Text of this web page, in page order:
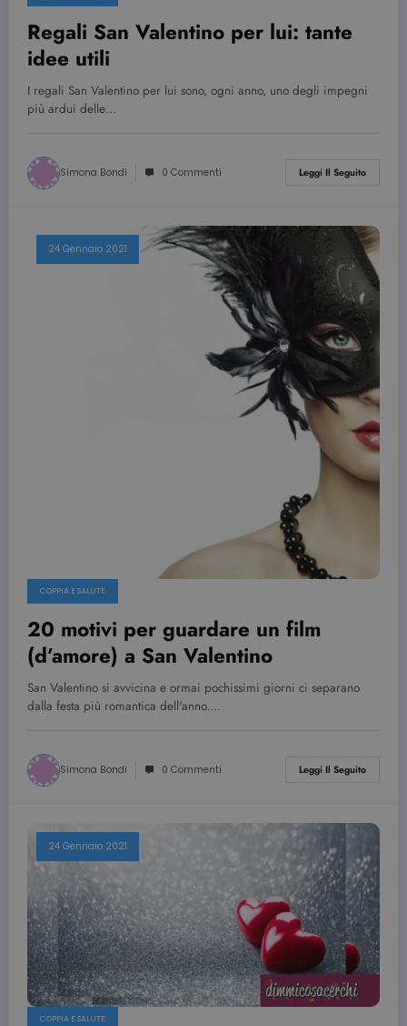
Regali San Valentino per lui: tante
idee utili
I regali San Valentino per lui sono, ogni anno, uno degli impegni
più ardui delle…
Simona Bondi 0 Commenti Leggi Il Seguito
24 Gennaio 2021
COPPIA E SALUTE
20 motivi per guardare un film
(d’amore) a San Valentino
San Valentino si avvicina e ormai pochissimi giorni ci separano
dalla festa più romantica dell'anno.…
Simona Bondi 0 Commenti Leggi Il Seguito
24 Gennaio 2021
COPPIA E SALUTE